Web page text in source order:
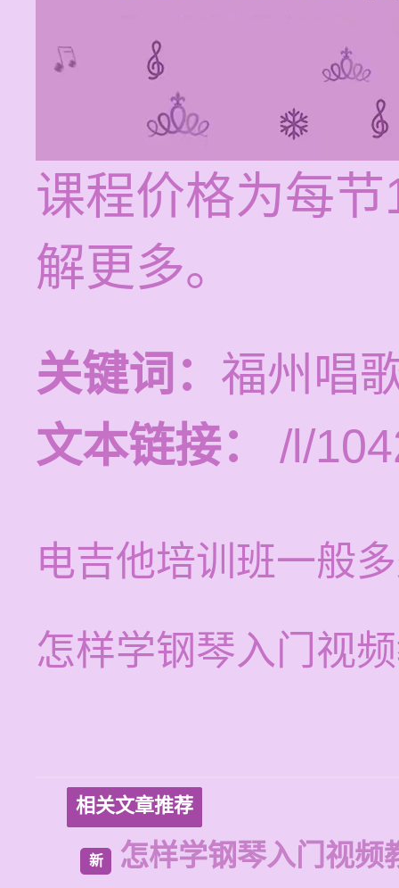
课程价格为每
解更多。
关键词： 福州唱
文本链接：
/l/
电吉他培训班一般
怎样学钢琴入门视
相关文章推荐
新 怎样学钢琴入门视频